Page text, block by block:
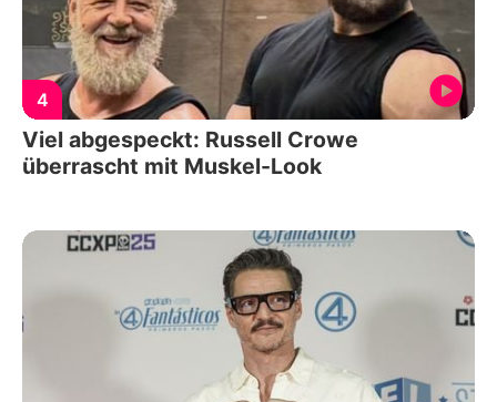
4
Viel abgespeckt: Russell Crowe
überrascht mit Muskel-Look